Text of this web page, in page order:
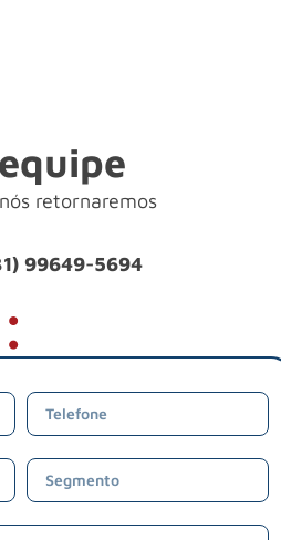
retornaremos
99649-5694